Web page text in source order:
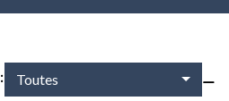
: Toutes -